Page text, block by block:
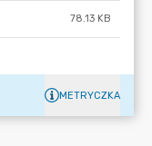
78.13 KB
METRYCZKA